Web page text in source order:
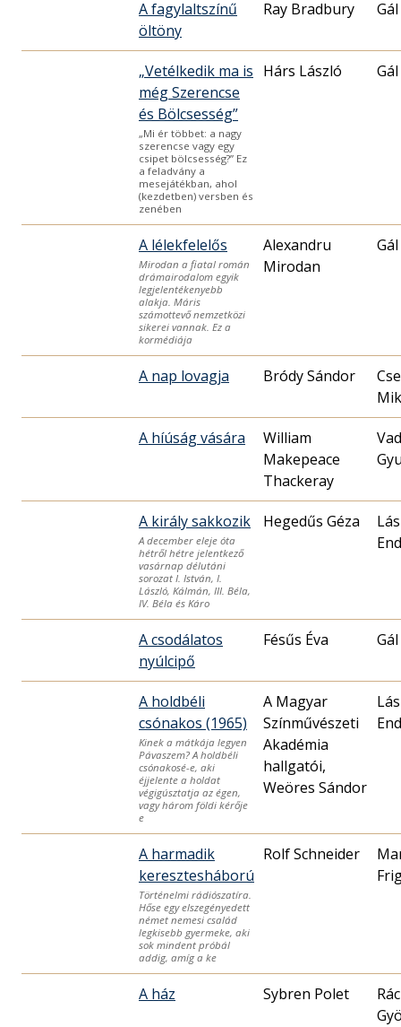
A fagylaltszínű
öltöny
Ray Bradbury
„Vetélkedik ma is
még Szerencse
és Bölcsesség”
„Mi ér többet: a nagy
szerencse vagy egy
csipet bölcsesség?” Ez
a feladvány a
mesejátékban, ahol
(kezdetben) versben és
zenében
Hárs László
A lélekfelelős
Mirodan a fiatal román
drámairodalom egyik
legjelentékenyebb
alakja. Máris
számottevő nemzetközi
sikerei vannak. Ez a
kormédiája
Alexandru
Mirodan
A nap lovagja Bródy Sándor
A híúság vására
William
Makepeace
Thackeray
A király sakkozik
A december eleje óta
hétről hétre jelentkező
vasárnap délutáni
sorozat I. István, I.
László, Kálmán, III. Béla,
IV. Béla és Káro
Hegedűs Géza
A csodálatos
nyúlcipő
Fésűs Éva
A holdbéli
csónakos (1965)
Kinek a mátkája legyen
Pávaszem? A holdbéli
csónakosé-e, aki
éjjelente a holdat
végigúsztatja az égen,
vagy három földi kérője
e
A Magyar
Színművészeti
Akadémia
hallgatói,
Weöres Sándor
A harmadik
keresztesháború
Történelmi rádiószatíra.
Hőse egy elszegényedett
német nemesi család
legkisebb gyermeke, aki
sok mindent próbál
addig, amíg a ke
Rolf Schneider
A ház Sybren Polet